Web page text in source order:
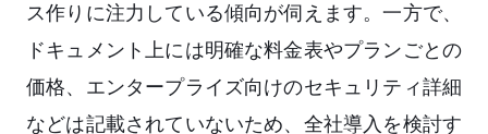
ス作りに注力している傾向が伺えます。一方で、
ドキュメント上には明確な料金表やプランごとの
価格、エンタープライズ向けのセキュリティ詳細
などは記載されていないため、全社導入を検討す